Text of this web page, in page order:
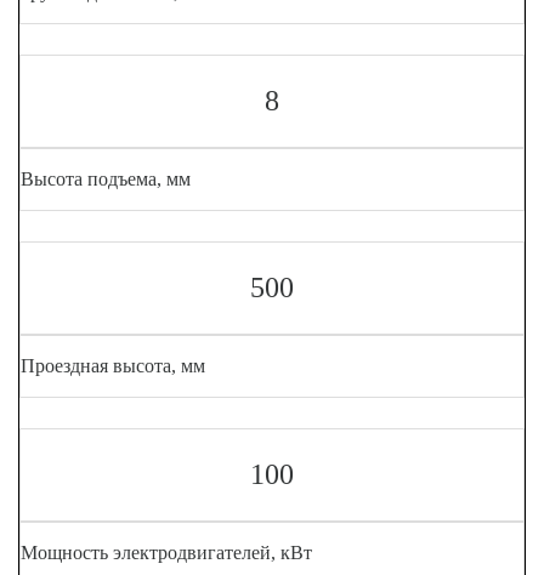
8
Высота подъема, мм
500
Проездная высота, мм
100
Мощность электродвигателей, кВт